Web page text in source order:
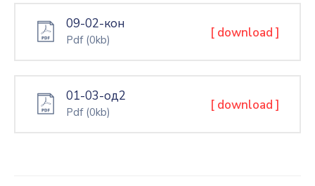
09-02-кон
Pdf (0kb) [ download ]
01-03-од2
Pdf (0kb) [ download ]